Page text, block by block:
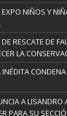
EXPO NIÑOS Y
RESCATE DE
LA
A
PARA SU